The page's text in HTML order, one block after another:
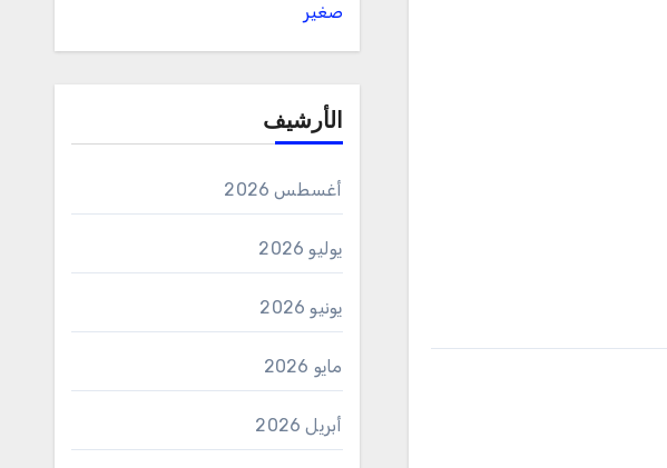
صغير
الأرشيف
أغسطس 2026
يوليو 2026
يونيو 2026
مايو 2026
أبريل 2026